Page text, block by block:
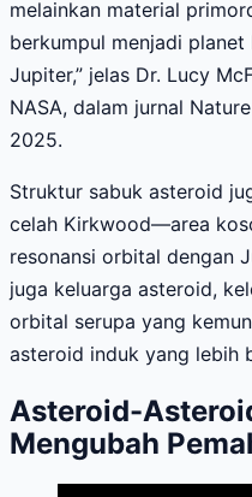
melainkan material
berkumpul menjadi
Jupiter,” jelas Dr. Lucy
NASA, dalam jurnal
2025.
Struktur sabuk asteroid
celah Kirkwood—area
resonansi orbital dengan
juga keluarga asteroid,
orbital serupa yang
asteroid induk yang lebih
Asteroid-
Mengubah